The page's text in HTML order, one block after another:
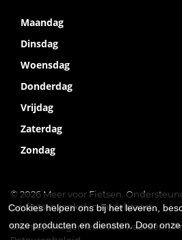
Maandag
Dinsdag
Woensdag
Donderdag
Vrijdag
Zaterdag
Zondag
© 2026 Meer voor Fietsen.
uw fietsenwinkel in Kudelstaart
Sitemap
Algemene voorwaarden
Cookies helpen ons bij het leveren,
onze producten en diensten. Door